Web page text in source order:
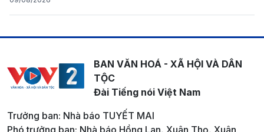
BAN VĂN HOÁ - XÃ HỘI VÀ DÂN
TỘC
Đài Tiếng nói Việt Nam
Trưởng ban: Nhà báo TUYẾT MAI
Phó trưởng ban: Nhà báo Hồng Lan, Xuân Thọ, Xuân